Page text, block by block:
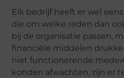
Elk bedrijf heeft er wel
die om welke reden dan
bij de organisatie passen,
financiële middelen
niet functionerende
konden afwachten, zijn er